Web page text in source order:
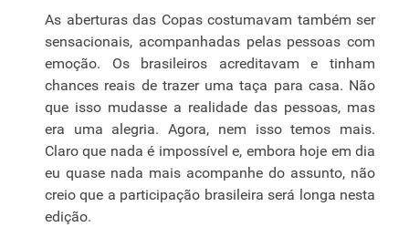
As aberturas das Copas costumavam também ser
sensacionais, acompanhadas pelas pessoas com
emoção. Os brasileiros acreditavam e tinham
chances reais de trazer uma taça para casa. Não
que isso mudasse a realidade das pessoas, mas
era uma alegria. Agora, nem isso temos mais.
Claro que nada é impossível e, embora hoje em dia
eu quase nada mais acompanhe do assunto, não
creio que a participação brasileira será longa nesta
edição.